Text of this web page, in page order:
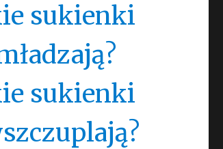
sukienki
sukienki